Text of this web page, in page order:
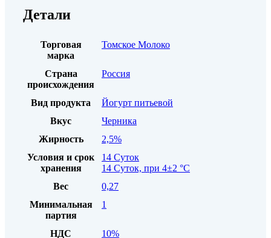
Детали
Торговая
марка
Томское Молоко
Страна
происхождения
Россия
Вид продукта
Йогурт питьевой
Вкус
Черника
Жирность
2,5%
Условия и срок
хранения
14 Суток
14 Суток, при 4±2 °С
Вес
0,27
Минимальная
партия
1
НДС
10%